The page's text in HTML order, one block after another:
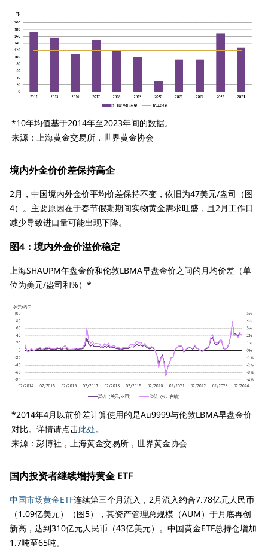
*10年均值基于2014年至2023年间的数据。
来源：上海黄金交易所，世界黄金协会
境内外金价价差保持高企
2月，中国境内外金价平均价差保持不变，依旧为47美元/盎司（图
4）。主要原因在于春节假期期间实物黄金需求旺盛，且2月工作日
减少导致进口量可能出现下降。
图4：境内外金价溢价稳定
上海SHAUPM午盘金价和伦敦LBMA早盘金价之间的月均价差（单
位为美元/盎司和%）*
*2014年4月以前价差计算使用的是Au9999与伦敦LBMA早盘金价
对比。详情请点击此处。
来源：彭博社，上海黄金交易所，世界黄金协会
国内投资者继续增持黄金 ETF
中国市场黄金ETF连续第三个月流入，2月流入约合7.78亿元人民币
（1.09亿美元）（图5），其资产管理总规模（AUM）于月底再创
新高，达到310亿元人民币（43亿美元）。中国黄金ETF总持仓增加
1.7吨至65吨。